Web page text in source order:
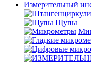
Измерительный
Щупы